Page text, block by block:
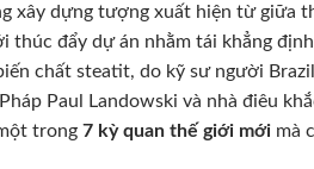
xây dựng tượng xuất hiện từ giữa
thúc đẩy dự án nhằm tái khẳng
chất steatit, do kỹ sư người
Paul Landowski và nhà điêu
trong 7 kỳ quan thế giới mới mà